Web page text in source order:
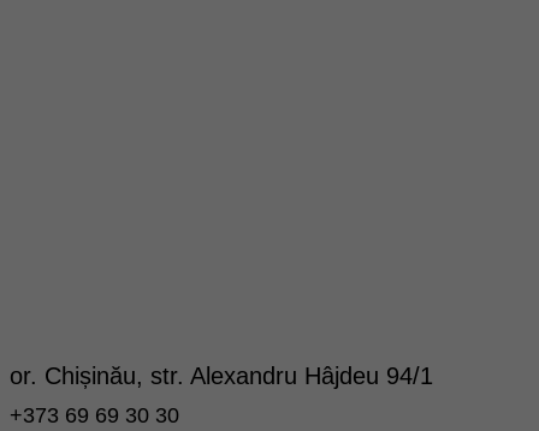
or. Chișinău, str. Alexandru Hâjdeu 94/1
+373 69 69 30 30